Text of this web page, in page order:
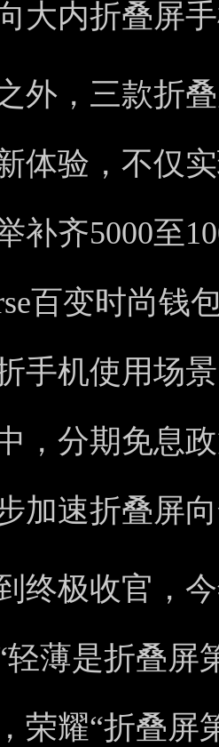
大内折叠屏
外，三款折
体验，不仅
补齐5000至
百变时尚钱
手机使用场
，分期免息
加速折叠屏
终极收官，
轻薄是折叠屏
荣耀“折叠屏